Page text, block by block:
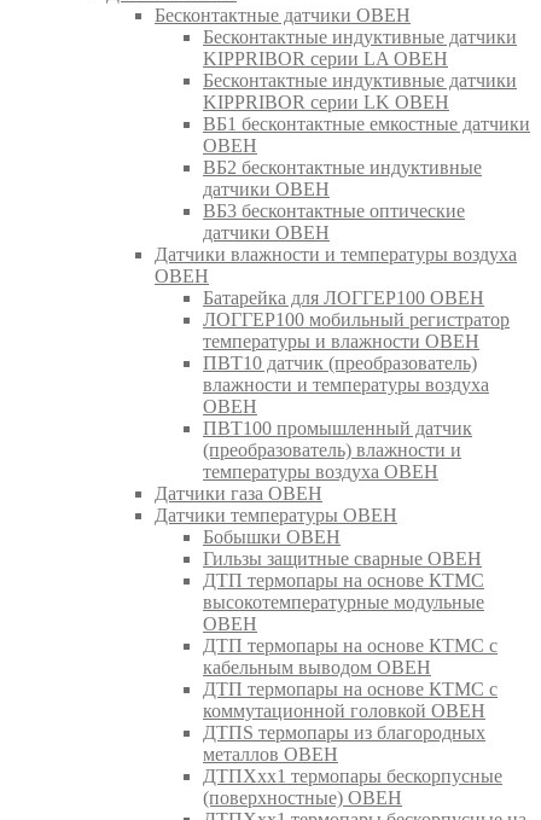
Бесконтактные датчики ОВЕН
Бесконтактные индуктивные датчики
KIPPRIBOR серии LA ОВЕН
Бесконтактные индуктивные датчики
KIPPRIBOR серии LK ОВЕН
ВБ1 бесконтактные емкостные датчики
ОВЕН
ВБ2 бесконтактные индуктивные
датчики ОВЕН
ВБ3 бесконтактные оптические
датчики ОВЕН
Датчики влажности и температуры воздуха
ОВЕН
Батарейка для ЛОГГЕР100 ОВЕН
ЛОГГЕР100 мобильный регистратор
температуры и влажности ОВЕН
ПВТ10 датчик (преобразователь)
влажности и температуры воздуха
ОВЕН
ПВТ100 промышленный датчик
(преобразователь) влажности и
температуры воздуха ОВЕН
Датчики газа ОВЕН
Датчики температуры ОВЕН
Бобышки ОВЕН
Гильзы защитные сварные ОВЕН
ДТП термопары на основе КТМС
высокотемпературные модульные
ОВЕН
ДТП термопары на основе КТМС с
кабельным выводом ОВЕН
ДТП термопары на основе КТМС с
коммутационной головкой ОВЕН
ДТПS термопары из благородных
металлов ОВЕН
ДТПХхх1 термопары бескорпусные
(поверхностные) ОВЕН